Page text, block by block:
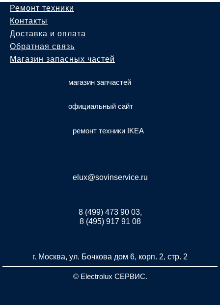
Ремонт техники
Контакты
Доставка и оплата
Обратная связь
Магазин запасных частей
магазин запчастей
официальный сайт
ремонт техники IKEA
elux@sovinservice.ru
8 (499) 473 90 03,
8 (495) 917 91 08
г. Москва, ул. Бочкова дом 6, корп. 2, стр. 2
© Electrolux СЕРВИС.